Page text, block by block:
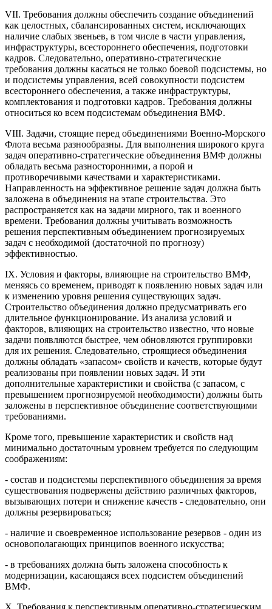
VII. Требования должны обеспечить создание объединений
как целостных, сбалансированных систем, исключающих
наличие слабых звеньев, в том числе в части управления,
инфраструктуры, всестороннего обеспечения, подготовки
кадров. Следовательно, оперативно-стратегические
требования должны касаться не только боевой подсистемы, но
и подсистемы управления, всей совокупности подсистем
всестороннего обеспечения, а также инфраструктуры,
комплектования и подготовки кадров. Требования должны
относиться ко всем подсистемам объединения ВМФ.
VIII. Задачи, стоящие перед объединениями Военно-Морского
Флота весьма разнообразны. Для выполнения широкого круга
задач оперативно-стратегические объединения ВМФ должны
обладать весьма разносторонними, а порой и
противоречивыми качествами и характеристиками.
Направленность на эффективное решение задач должна быть
заложена в объединения на этапе строительства. Это
распространяется как на задачи мирного, так и военного
времени. Требования должны учитывать возможность
решения перспективным объединением прогнозируемых
задач с необходимой (достаточной по прогнозу)
эффективностью.
IX. Условия и факторы, влияющие на строительство ВМФ,
меняясь со временем, приводят к появлению новых задач или
к изменению уровня решения существующих задач.
Строительство объединения должно предусматривать его
длительное функционирование. Из анализа условий и
факторов, влияющих на строительство известно, что новые
задачи появляются быстрее, чем обновляются группировки
для их решения. Следовательно, строящиеся объединения
должны обладать «запасом» свойств и качеств, которые будут
реализованы при появлении новых задач. И эти
дополнительные характеристики и свойства (с запасом, с
превышением прогнозируемой необходимости) должны быть
заложены в перспективное объединение соответствующими
требованиями.
Кроме того, превышение характеристик и свойств над
минимально достаточным уровнем требуется по следующим
соображениям:
- состав и подсистемы перспективного объединения за время
существования подвержены действию различных факторов,
вызывающих потери и снижение качеств - следовательно, они
должны резервироваться;
- наличие и своевременное использование резервов - один из
основополагающих принципов военного искусства;
- в требованиях должна быть заложена способность к
модернизации, касающаяся всех подсистем объединений
ВМФ.
X. Требования к перспективным оперативно-стратегическим